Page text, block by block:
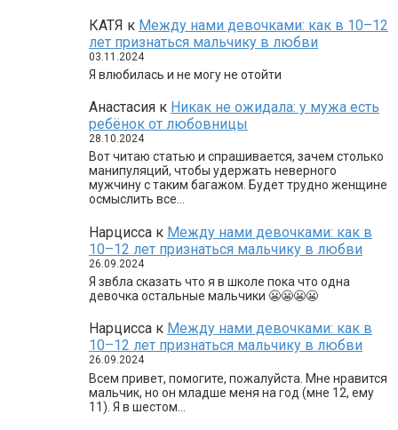
КАТЯ к Между нами девочками: как в 10–12
лет признаться мальчику в любви
03.11.2024
Я влюбилась и не могу не отойти
Анастасия к Никак не ожидала: у мужа есть
ребёнок от любовницы
28.10.2024
Вот читаю статью и спрашивается, зачем столько
манипуляций, чтобы удержать неверного
мужчину с таким багажом. Будет трудно женщине
осмыслить все…
Нарцисса к Между нами девочками: как в
10–12 лет признаться мальчику в любви
26.09.2024
Я звбла сказать что я в школе пока что одна
девочка остальные мальчики 😬😬😬😬
Нарцисса к Между нами девочками: как в
10–12 лет признаться мальчику в любви
26.09.2024
Всем привет, помогите, пожалуйста. Мне нравится
мальчик, но он младше меня на год (мне 12, ему
11). Я в шестом…